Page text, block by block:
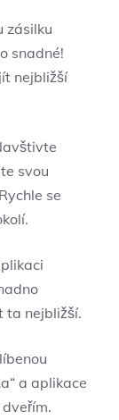
zásilku
snadné!
nejbližší
svou
se
ta nejbližší.
a aplikace